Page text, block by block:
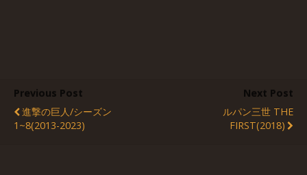
Previous Post
進撃の巨人/シーズン
1~8(2013-2023)
Next Post
ルパン三世 THE
FIRST(2018)